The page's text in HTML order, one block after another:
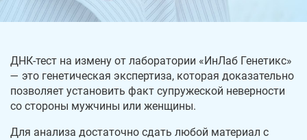
ДНК-тест на измену от лаборатории «ИнЛаб Генетикс»
— это генетическая экспертиза, которая доказательно
позволяет установить факт супружеской неверности
со стороны мужчины или женщины.
Для анализа достаточно сдать любой материал с